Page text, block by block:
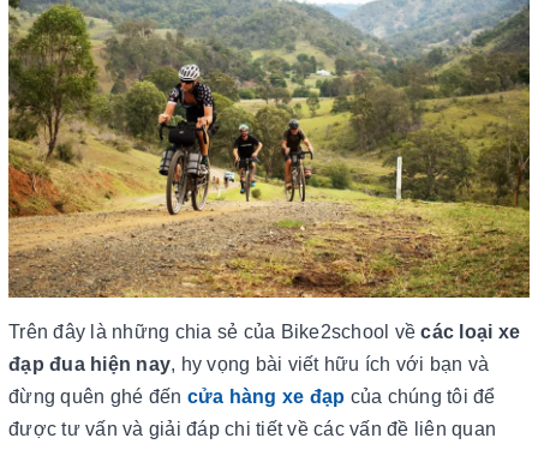
Trên đây là những chia sẻ của Bike2school vềcác loại xe
đạp đua hiện nay, hy vọng bài viết hữu ích với bạn và
đừng quên ghé đến cửa hàng xe đạp của chúng tôi để
được tư vấn và giải đáp chi tiết về các vấn đề liên quan